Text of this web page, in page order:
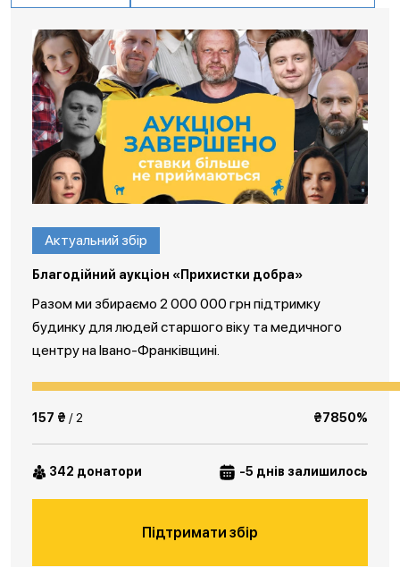
Актуальний збір
Благодійний аукціон «Прихистки добра»
Разом ми збираємо 2 000 000 грн підтримку
будинку для людей старшого віку та медичного
центру на Івано-Франківщині.
157 ₴ / 2 ₴7850%
342 донатори -5 днів залишилось
Підтримати збір